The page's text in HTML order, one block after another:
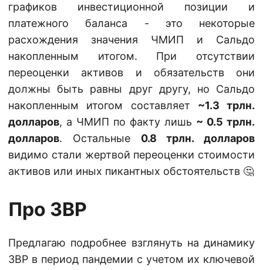
графиков инвестиционной позиции и
платежного баланса - это некоторые
расхождения значения ЧМИП и Сальдо
накопленным итогом. При отсутствии
переоценки активов и обязательств они
должны быть равны друг другу, но Сальдо
накопленным итогом составляет ~1.3 трлн.
долларов, а ЧМИП по факту лишь ~ 0.5 трлн.
долларов. Остальные 0.8 трлн. долларов
видимо стали жертвой переоценки стоимости
активов или иных пикантных обстоятельств 🤔
Про ЗВР
Предлагаю подробнее взглянуть на динамику
ЗВР в период пандемии с учетом их ключевой